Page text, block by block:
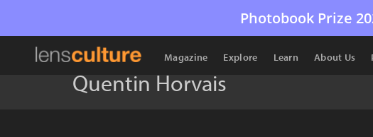
Photobook Prize
Magazine Explore Learn About Us
Quentin Horvais